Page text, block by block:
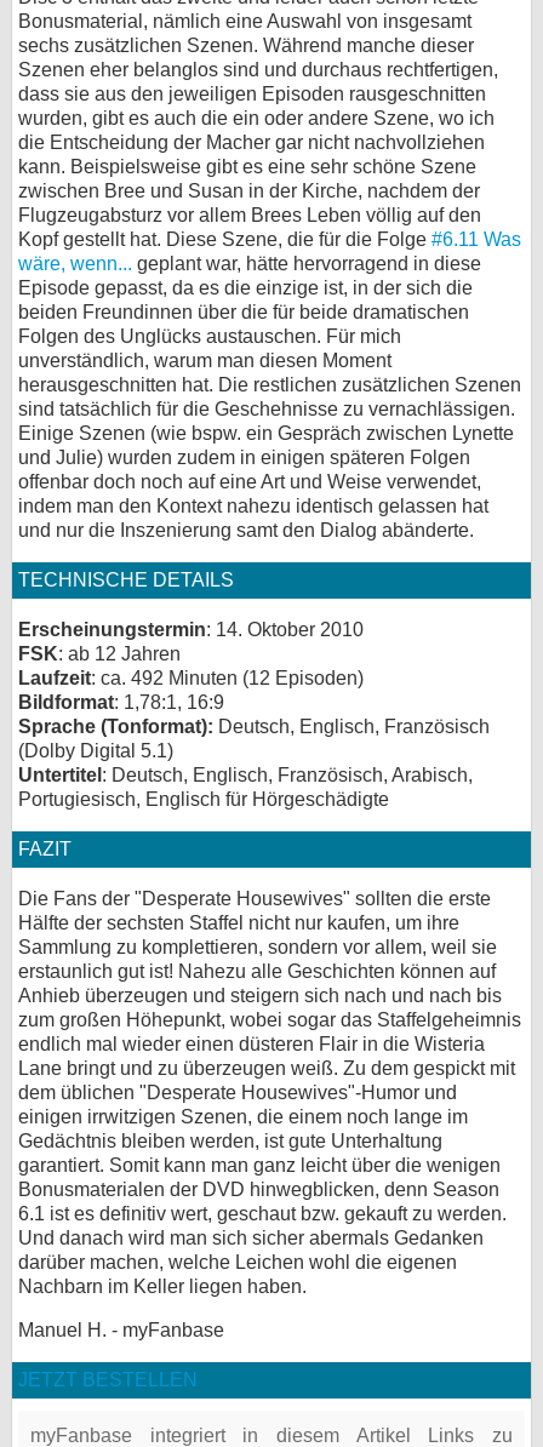
Bonusmaterial, nämlich eine Auswahl von insgesamt
sechs zusätzlichen Szenen. Während manche dieser
Szenen eher belanglos sind und durchaus rechtfertigen,
dass sie aus den jeweiligen Episoden rausgeschnitten
wurden, gibt es auch die ein oder andere Szene, wo ich
die Entscheidung der Macher gar nicht nachvollziehen
kann. Beispielsweise gibt es eine sehr schöne Szene
zwischen Bree und Susan in der Kirche, nachdem der
Flugzeugabsturz vor allem Brees Leben völlig auf den
Kopf gestellt hat. Diese Szene, die für die Folge #6.11 Was
wäre, wenn... geplant war, hätte hervorragend in diese
Episode gepasst, da es die einzige ist, in der sich die
beiden Freundinnen über die für beide dramatischen
Folgen des Unglücks austauschen. Für mich
unverständlich, warum man diesen Moment
herausgeschnitten hat. Die restlichen zusätzlichen Szenen
sind tatsächlich für die Geschehnisse zu vernachlässigen.
Einige Szenen (wie bspw. ein Gespräch zwischen Lynette
und Julie) wurden zudem in einigen späteren Folgen
offenbar doch noch auf eine Art und Weise verwendet,
indem man den Kontext nahezu identisch gelassen hat
und nur die Inszenierung samt den Dialog abänderte.
TECHNISCHE DETAILS
Erscheinungstermin: 14. Oktober 2010
FSK: ab 12 Jahren
Laufzeit: ca. 492 Minuten (12 Episoden)
Bildformat: 1,78:1, 16:9
Sprache (Tonformat): Deutsch, Englisch, Französisch
(Dolby Digital 5.1)
Untertitel : Deutsch, Englisch, Französisch, Arabisch,
Portugiesisch, Englisch für Hörgeschädigte
FAZIT
Die Fans der "Desperate Housewives" sollten die erste
Hälfte der sechsten Staffel nicht nur kaufen, um ihre
Sammlung zu komplettieren, sondern vor allem, weil sie
erstaunlich gut ist! Nahezu alle Geschichten können auf
Anhieb überzeugen und steigern sich nach und nach bis
zum großen Höhepunkt, wobei sogar das Staffelgeheimnis
endlich mal wieder einen düsteren Flair in die Wisteria
Lane bringt und zu überzeugen weiß. Zu dem gespickt mit
dem üblichen "Desperate Housewives"-Humor und
einigen irrwitzigen Szenen, die einem noch lange im
Gedächtnis bleiben werden, ist gute Unterhaltung
garantiert. Somit kann man ganz leicht über die wenigen
Bonusmaterialen der DVD hinwegblicken, denn Season
6.1 ist es definitiv wert, geschaut bzw. gekauft zu werden.
Und danach wird man sich sicher abermals Gedanken
darüber machen, welche Leichen wohl die eigenen
Nachbarn im Keller liegen haben.
Manuel H. - myFanbase
JETZT BESTELLEN
myFanbase integriert in diesem Artikel Links zu